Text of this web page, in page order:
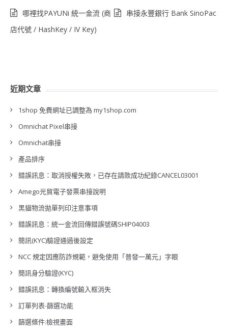
哪裡找PAYUNi 統一金流 (商
店代號 / HashKey / IV Key)
串接永豐銀行 Bank SinoPac
近期文章
1shop 免費網址已調整為 my1shop.com
Omnichat Pixel串接
Omnichat串接
產品排序
錯誤訊息：取消授權失敗，已存在請款成功紀錄CANCEL03001
Amego光貿電子發票串接說明
黑貓物流拋單列印注意事項
錯誤訊息：統一金流回傳錯誤號碼SHIP04003
簡訊(KYC)驗證通過後設定
NCC 規定因應防詐規範，避免使用「普發一萬元」字眼
簡訊身分驗證(KYC)
錯誤訊息：轉換編號輸入框消失
訂單列表-篩選功能
篩選條件:檢視畫面